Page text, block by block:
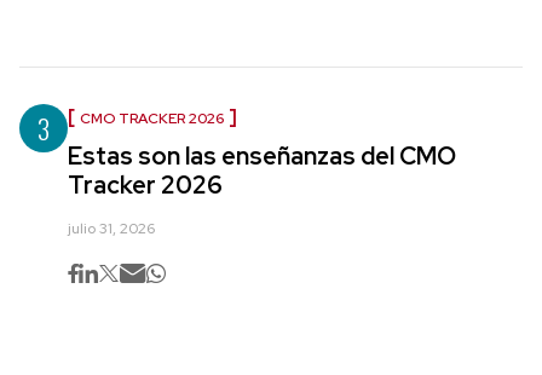
3 CMO TRACKER 2026
Estas son las enseñanzas del CMO
Tracker 2026
julio 31, 2026